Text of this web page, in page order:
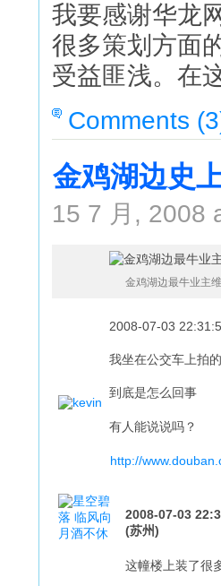
我要感谢华龙
很多策划方面
受益匪浅。在
Comments
金鸡湖边史
15 7 月, 2008
金鸡湖边最牛业主
2008-07-03
我坐在公交车上拍
到底是怎么回事
有人能说说吗？
http://
2008-07-03
(苏州)
这幢楼上装了很